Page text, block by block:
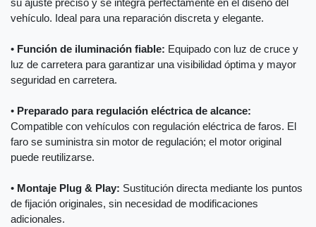
su ajuste preciso y se integra perfectamente en el diseño del
vehículo. Ideal para una reparación discreta y elegante.
• Función de iluminación fiable: Equipado con luz de cruce y
luz de carretera para garantizar una visibilidad óptima y mayor
seguridad en carretera.
• Preparado para regulación eléctrica de alcance:
Compatible con vehículos con regulación eléctrica de faros. El
faro se suministra sin motor de regulación; el motor original
puede reutilizarse.
• Montaje Plug & Play: Sustitución directa mediante los puntos
de fijación originales, sin necesidad de modificaciones
adicionales.